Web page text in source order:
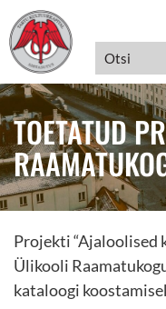
TOETATUD
Projekti
Ülikooli
kataloogi